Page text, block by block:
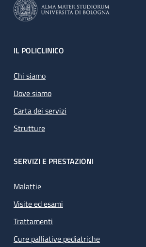
Footer
IL POLICLINICO
Chi siamo
Dove siamo
Carta dei servizi
Strutture
SERVIZI E PRESTAZIONI
Malattie
Visite ed esami
Trattamenti
Cure palliative pediatriche